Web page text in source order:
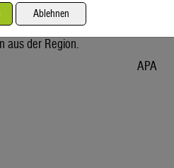
am Dienstag wegen der Hoffnung
Krieg gesunken. Seitdem warten
aus der Region.
APA
Ablehnen